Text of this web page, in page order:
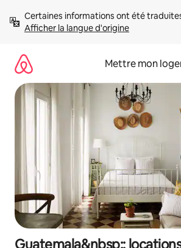
directement
Afficher la langue d'origine
Mettre mon